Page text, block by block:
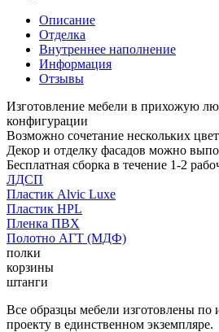
Описание
Отделка
Внутреннее наполнение
Информация
Отзывы
Изготовление мебели в прихожую
конфигурации
Возможно сочетание нескольких
Декор и отделку фасадов можно
Бесплатная сборка в течение 1-2
ЛДСП
Пластик Alvic Luxe
Пластик HPL
Пленка ПВХ
Полотно АГТ (МДФ)
полки
корзины
штанги
Все образцы мебели изготовлены по
проекту в единственном экземпляре.